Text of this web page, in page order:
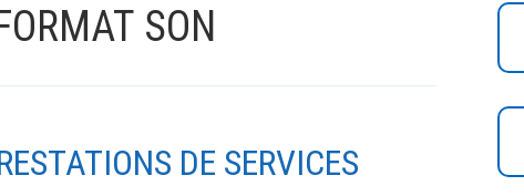
SON
DE SERVICES